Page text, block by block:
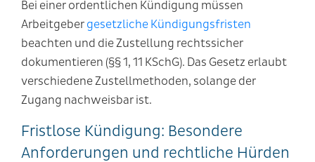
Bei einer ordentlichen Kündigung müssen
Arbeitgebergesetzliche Kündigungsfristen
beachten und die Zustellung rechtssicher
dokumentieren (§§ 1, 11 KSchG). Das Gesetz erlaubt
verschiedene Zustellmethoden, solange der
Zugang nachweisbar ist.
Fristlose Kündigung: Besondere
Anforderungen und rechtliche Hürden